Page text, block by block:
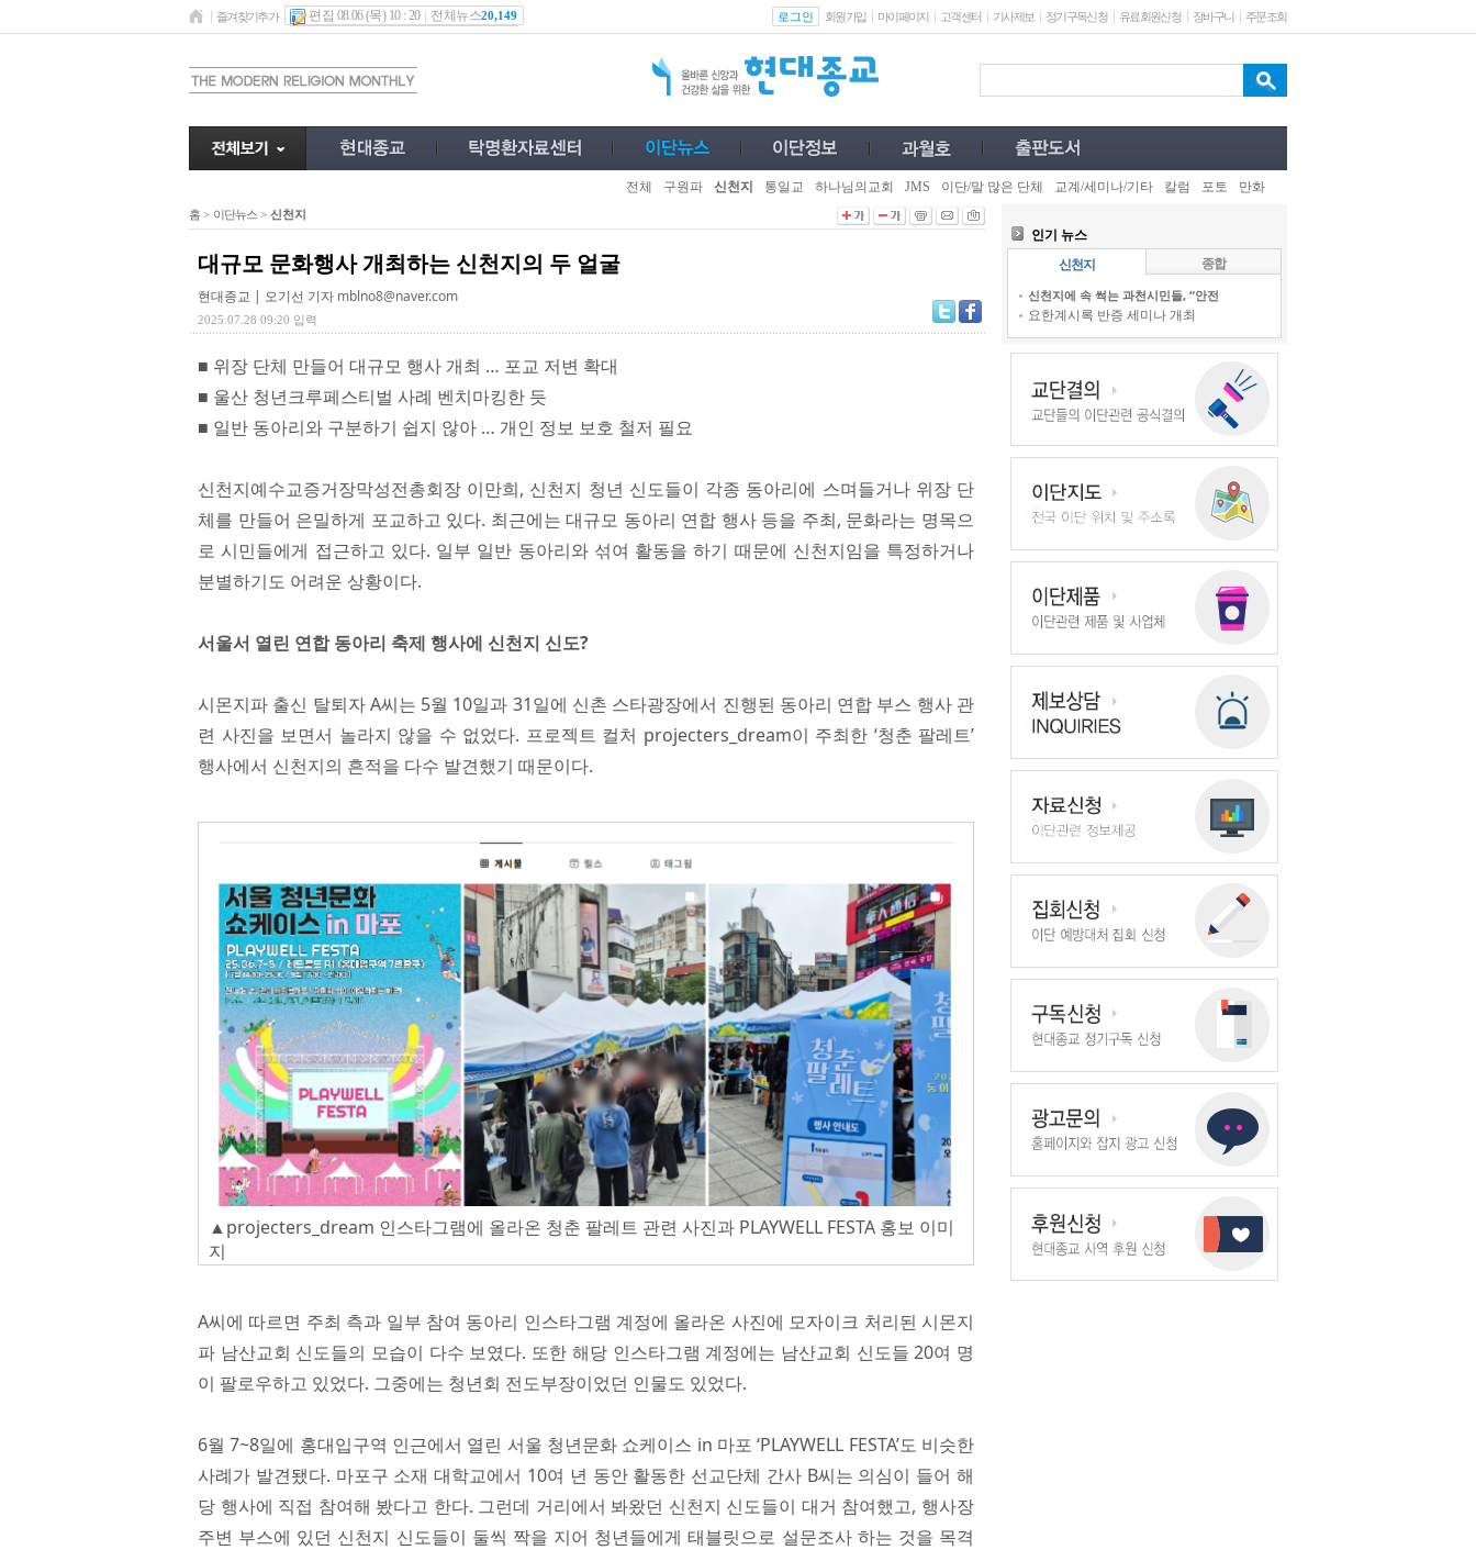
즐겨찾기추가 편집 08.06 (목) 10 : 20 전체뉴스20,149 로그인 회원가입 마이페이지 고객센터 기사제보 정기구독신청 유료회원신청 장바구니 주문조회
전체 구원파 신천지 통일교 하나님의교회 JMS 이단/말 많은 단체 교계/세미나/기타 칼럼 포토 만화
홈 > 이단뉴스 > 신천지
대규모 문화행사 개최하는 신천지의 두 얼굴
현대종교 | 오기선 기자 mblno8@naver.com
2025.07.28 09:20 입력
■ 위장 단체 만들어 대규모 행사 개최 … 포교 저변 확대
■ 울산 청년크루페스티벌 사례 벤치마킹한 듯
■ 일반 동아리와 구분하기 쉽지 않아 … 개인 정보 보호 철저 필요
신천지예수교증거장막성전총회장 이만희, 신천지 청년 신도들이 각종 동아리에 스며들거나 위장 단
체를 만들어 은밀하게 포교하고 있다. 최근에는 대규모 동아리 연합 행사 등을 주최, 문화라는 명목으
로 시민들에게 접근하고 있다. 일부 일반 동아리와 섞여 활동을 하기 때문에 신천지임을 특정하거나
분별하기도 어려운 상황이다.
서울서 열린 연합 동아리 축제 행사에 신천지 신도?
시몬지파 출신 탈퇴자 A씨는 5월 10일과 31일에 신촌 스타광장에서 진행된 동아리 연합 부스 행사 관
련 사진을 보면서 놀라지 않을 수 없었다. 프로젝트 컬처 projecters_dream이 주최한 ‘청춘 팔레트’
행사에서 신천지의 흔적을 다수 발견했기 때문이다.
▲projecters_dream 인스타그램에 올라온 청춘 팔레트 관련 사진과 PLAYWELL FESTA 홍보 이미
지
A씨에 따르면 주최 측과 일부 참여 동아리 인스타그램 계정에 올라온 사진에 모자이크 처리된 시몬지
파 남산교회 신도들의 모습이 다수 보였다. 또한 해당 인스타그램 계정에는 남산교회 신도들 20여 명
이 팔로우하고 있었다. 그중에는 청년회 전도부장이었던 인물도 있었다.
6월 7~8일에 홍대입구역 인근에서 열린 서울 청년문화 쇼케이스 in 마포 ‘PLAYWELL FESTA’도 비슷한
사례가 발견됐다. 마포구 소재 대학교에서 10여 년 동안 활동한 선교단체 간사 B씨는 의심이 들어 해
당 행사에 직접 참여해 봤다고 한다. 그런데 거리에서 봐왔던 신천지 신도들이 대거 참여했고, 행사장
주변 부스에 있던 신천지 신도들이 둘씩 짝을 지어 청년들에게 태블릿으로 설문조사 하는 것을 목격
인기 뉴스
신천지
종합
신천지에 속 썩는 과천시민들, “안전
요한계시록 반증 세미나 개최